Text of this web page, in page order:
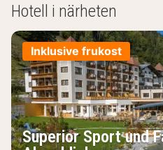
Hotell i närheten
Inklusive frukost
Superior Sport und